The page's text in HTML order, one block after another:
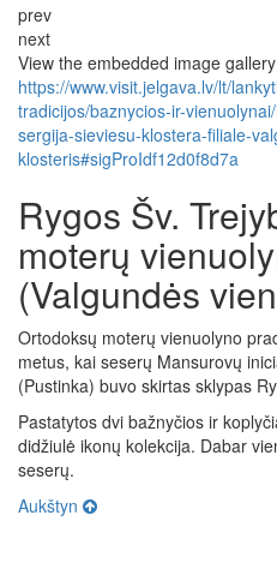
prev
next
View the embedded image
https://www.visit.jelgava.lv/lt/
tradicijos/baznycios-ir-
sergija-sieviesu-klostera-filiale-
klosteris#sigProIdf12d0f8d7a
Rygos Šv.
moterų
(Valgundės
Ortodoksų moterų vienuolyno
metus, kai seserų Mansurovų
(Pustinka) buvo skirtas sklypas
Pastatytos dvi bažnyčios ir
didžiulė ikonų kolekcija. Dabar
seserų.
Aukštyn